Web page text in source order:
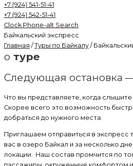
+7 (924) 541-51-41
+7 (924) 542-51-41
Clock Phone-alt Search
Байкальский экспресс
Главная /Туры по Байкалу /
о туре
Следующая остановка
Что вы представляете, когда
Скорее всего это возможность
добраться до нужного места.
Приглашаем отправиться в экспресс
вас в озеро Байкал и за несколько
локации. Наш состав промчится по